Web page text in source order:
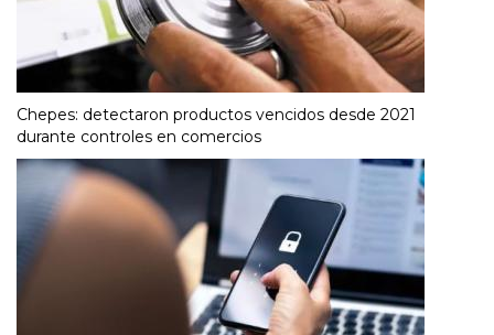
Chepes: detectaron productos vencidos desde 2021
durante controles en comercios